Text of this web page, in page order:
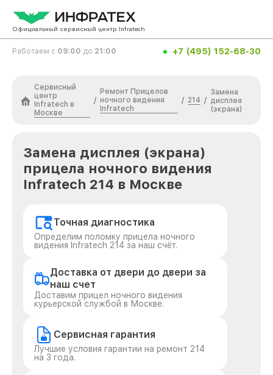
Официальный сервисный центр Infratech
Работаем с 09:00 до 21:00 +7 (495) 152-68-30
Сервисный
центр
Infratech в
Москве
/
Ремонт Прицелов
ночного видения
Infratech
/ 214 /
Замена
дисплея
(экрана)
Замена дисплея (экрана)
прицела ночного видения
Infratech 214 в Москве
Точная диагностика
Определим поломку прицела ночного
видения Infratech 214 за наш счёт.
Доставка от двери до двери за
наш счет
Доставим прицел ночного видения
курьерской службой в Москве.
Сервисная гарантия
Лучшие условия гарантии на ремонт 214
на 3 года.